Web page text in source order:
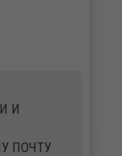
И
ПОЧТУ